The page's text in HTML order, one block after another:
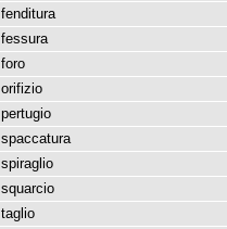
fenditura
fessura
foro
orifizio
pertugio
spaccatura
spiraglio
squarcio
taglio